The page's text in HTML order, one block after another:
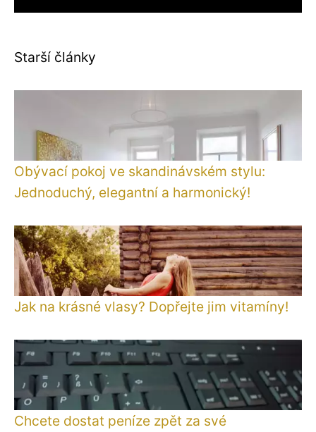
Starší články
Obývací pokoj ve skandinávském stylu:
Jednoduchý, elegantní a harmonický!
Jak na krásné vlasy? Dopřejte jim vitamíny!
Chcete dostat peníze zpět za své